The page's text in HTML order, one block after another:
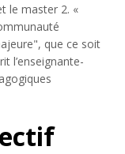
le master 2. «
que ce soit
l’enseignante-